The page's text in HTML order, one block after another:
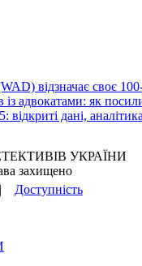
відзначає своє
із адвокатами: як
дані,
УКРАЇНИ
захищено
Доступність